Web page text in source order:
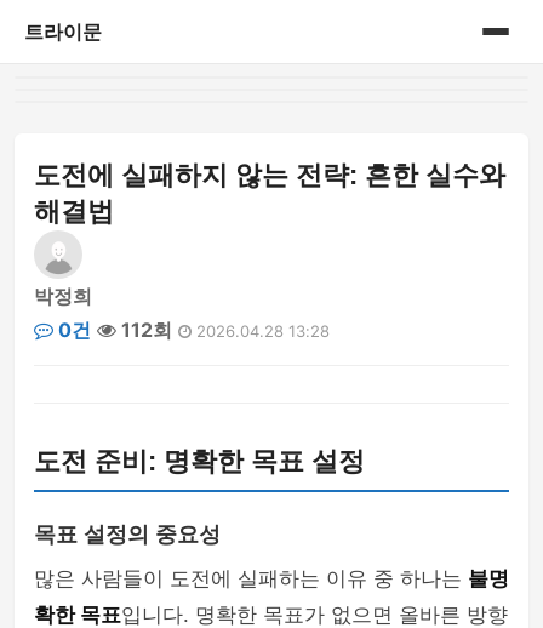
트라이문
도전에 실패하지 않는 전략: 흔한 실수와
해결법
박정희
0건
112회 2026.04.28 13:28
도전 준비: 명확한 목표 설정
목표 설정의 중요성
많은 사람들이 도전에 실패하는 이유 중 하나는 불명
확한 목표입니다. 명확한 목표가 없으면 올바른 방향